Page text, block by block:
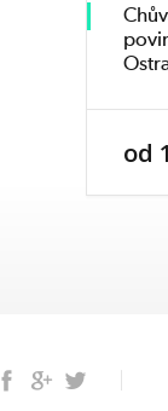
od
Facebook
Google+Twitter